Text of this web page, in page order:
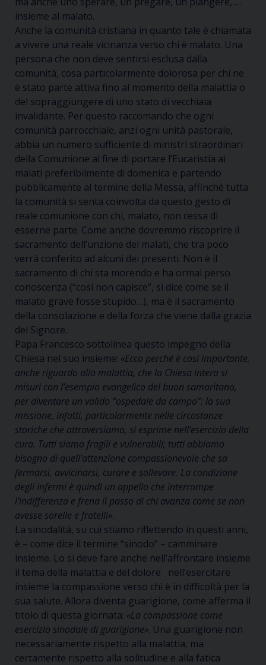
insieme al malato.
Anche la comunità cristiana in quanto tale è chiamata
a vivere una reale vicinanza verso chi è malato. Una
persona che non deve sentirsi esclusa dalla
comunità, cosa particolarmente dolorosa per chi ne
è stato parte attiva fino al momento della malattia o
del sopraggiungere di uno stato di vecchiaia
invalidante. Per questo raccomando che ogni
comunità parrocchiale, anzi ogni unità pastorale,
abbia un numero sufficiente di ministri straordinari
della Comunione al fine di portare l’Eucaristia ai
malati preferibilmente di domenica e partendo
pubblicamente al termine della Messa, affinché tutta
la comunità si senta coinvolta da questo gesto di
reale comunione con chi, malato, non cessa di
esserne parte. Come anche dovremmo riscoprire il
sacramento dell’unzione dei malati, che tra poco
verrà conferito ad alcuni dei presenti. Non è il
sacramento di chi sta morendo e ha ormai perso
conoscenza (“così non capisce”, si dice come se il
malato grave fosse stupido…), ma è il sacramento
della consolazione e della forza che viene dalla grazia
del Signore.
Papa Francesco sottolinea questo impegno della
Chiesa nel suo insieme: «Ecco perché è così importante,
anche riguardo alla malattia, che la Chiesa intera si
misuri con l’esempio evangelico del buon samaritano,
per diventare un valido “ospedale da campo”: la sua
missione, infatti, particolarmente nelle circostanze
storiche che attraversiamo, si esprime nell’esercizio della
cura. Tutti siamo fragili e vulnerabili; tutti abbiamo
bisogno di quell’attenzione compassionevole che sa
fermarsi, avvicinarsi, curare e sollevare. La condizione
degli infermi è quindi un appello che interrompe
l’indifferenza e frena il passo di chi avanza come se non
avesse sorelle e fratelli».
La sinodalità, su cui stiamo riflettendo in questi anni,
è – come dice il termine “sinodo” – camminare
insieme. Lo si deve fare anche nell’affrontare insieme
il tema della malattia e del dolore nell’esercitare
insieme la compassione verso chi è in difficoltà per la
sua salute. Allora diventa guarigione, come afferma il
titolo di questa giornata: «La compassione come
esercizio sinodale di guarigione». Una guarigione non
necessariamente rispetto alla malattia, ma
certamente rispetto alla solitudine e alla fatica